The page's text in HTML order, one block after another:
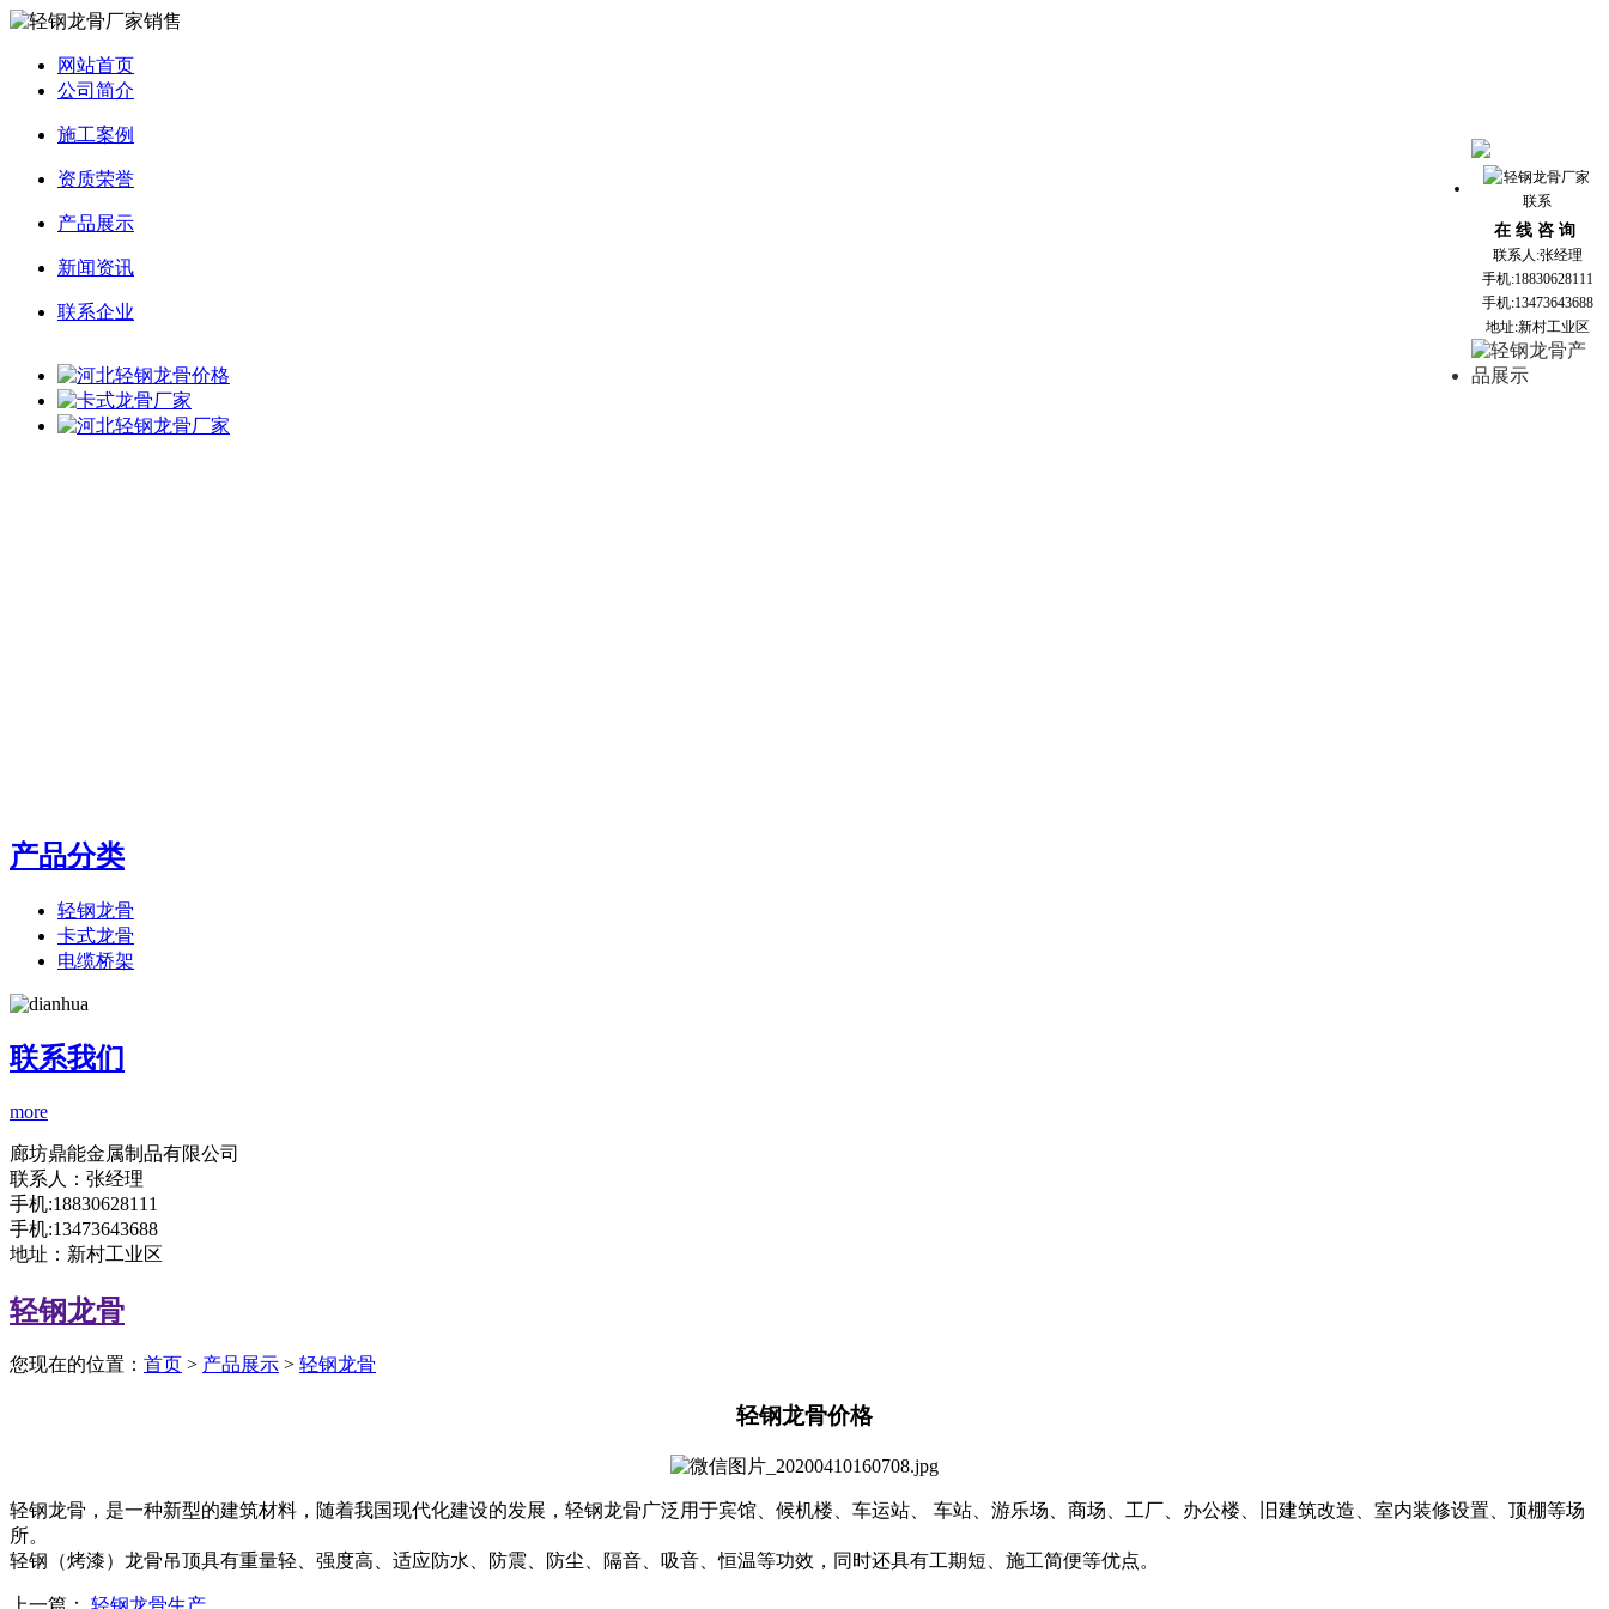
网站首页
公司简介
施工案例
资质荣誉
产品展示
新闻资讯
联系企业
产品分类
轻钢龙骨
卡式龙骨
电缆桥架
联系我们
more
廊坊鼎能金属制品有限公司
联系人：张经理
手机:18830628111
手机:13473643688
地址：新村工业区
轻钢龙骨
您现在的位置： 首页 > 产品展示 > 轻钢龙骨
轻钢龙骨价格
轻钢龙骨，是一种新型的建筑材料，随着我国现代化建设的发展，轻钢龙骨广泛用于宾馆、候机楼、车运站、 车站、游乐场、商场、工厂、办公楼、旧建筑改造、室内装修设置、顶棚等场
所。
轻钢（烤漆）龙骨吊顶具有重量轻、强度高、适应防水、防震、防尘、隔音、吸音、恒温等功效，同时还具有工期短、施工简便等优点。
上一篇： 轻钢龙骨生产
在 线 咨 询
联系人:张经理
手机:18830628111
手机:13473643688
地址:新村工业区